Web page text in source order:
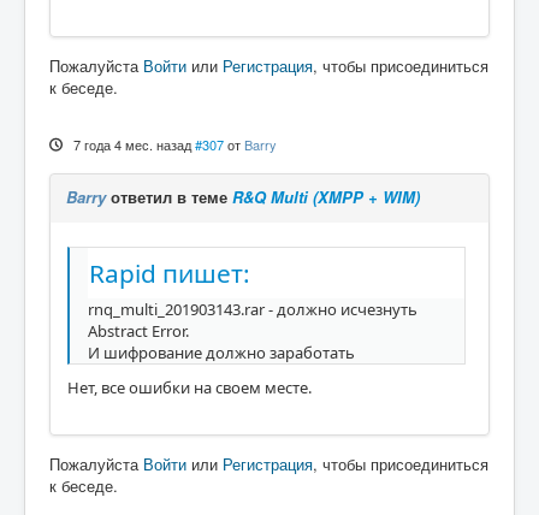
Пожалуйста Войти или Регистрация, чтобы присоединиться
к беседе.
7 года 4 мес. назад #307 отBarry
Barryответил в теме R&Q Multi (XMPP + WIM)
Rapid пишет:
rnq_multi_201903143.rar - должно исчезнуть
Abstract Error.
И шифрование должно заработать
Нет, все ошибки на своем месте.
Пожалуйста Войти или Регистрация, чтобы присоединиться
к беседе.